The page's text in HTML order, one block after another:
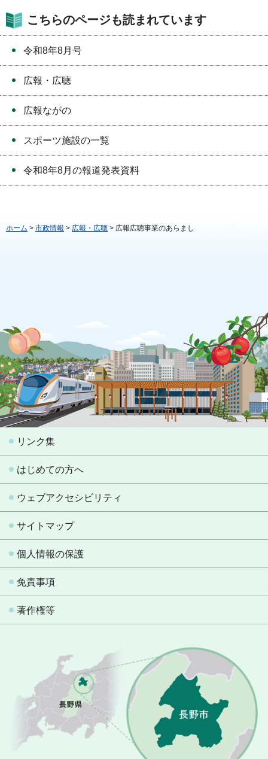
こちらのページも読まれています
令和8年8月号
広報・広聴
広報ながの
スポーツ施設の一覧
令和8年8月の報道発表資料
ホーム > 市政情報 > 広報・広聴 > 広報広聴事業のあらまし
リンク集
はじめての方へ
ウェブアクセシビリティ
サイトマップ
個人情報の保護
免責事項
著作権等